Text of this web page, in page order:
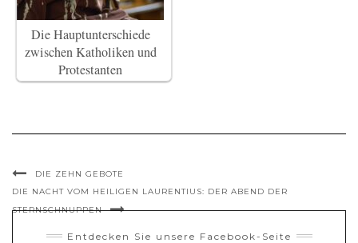
Die Hauptunterschiede
zwischen Katholiken und
Protestanten
DIE ZEHN GEBOTE
DIE NACHT VOM HEILIGEN LAURENTIUS: DER ABEND DER
STERNSCHNUPPEN
Entdecken Sie unsere Facebook-Seite